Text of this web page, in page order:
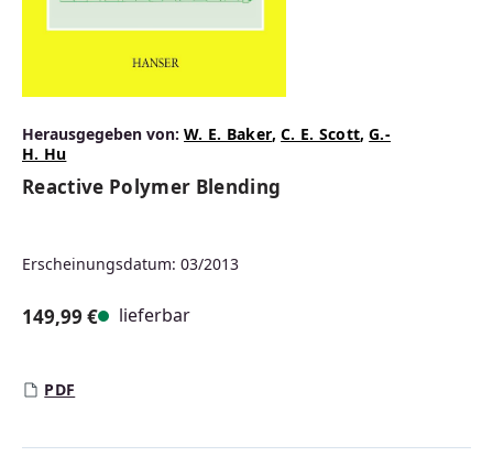
Herausgegeben von: W. E. Baker,C. E. Scott,G.-
H. Hu
Reactive Polymer Blending
Erscheinungsdatum: 03/2013
149,99 € lieferbar
PDF